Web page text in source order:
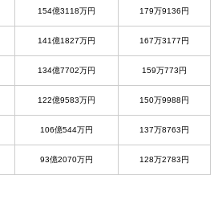
154億3118万円 179万9136円
141億1827万円 167万3177円
134億7702万円 159万773円
122億9583万円 150万9988円
106億544万円 137万8763円
93億2070万円 128万2783円